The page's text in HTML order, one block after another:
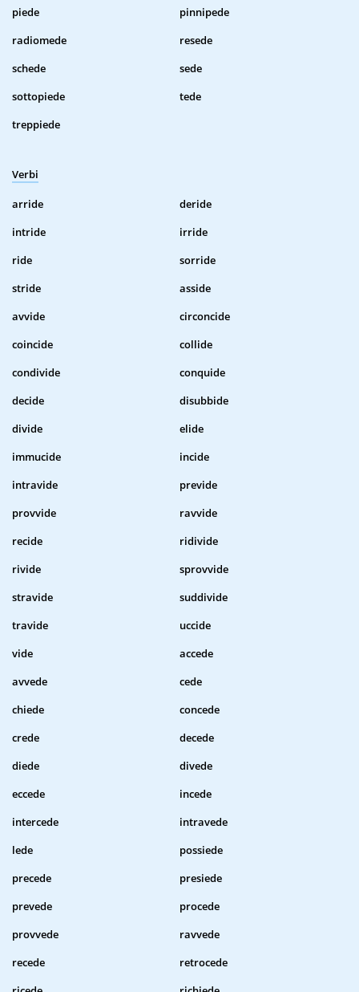
piede
pinnipede
radiomede
resede
schede
sede
sottopiede
tede
treppiede
Verbi
arride
deride
intride
irride
ride
sorride
stride
asside
avvide
circoncide
coincide
collide
condivide
conquide
decide
disubbide
divide
elide
immucide
incide
intravide
previde
provvide
ravvide
recide
ridivide
rivide
sprovvide
stravide
suddivide
travide
uccide
vide
accede
avvede
cede
chiede
concede
crede
decede
diede
divede
eccede
incede
intercede
intravede
lede
possiede
precede
presiede
prevede
procede
provvede
ravvede
recede
retrocede